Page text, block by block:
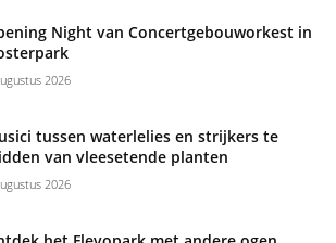
Night van Concertgebouworkest in
2026
tussen waterlelies en strijkers te
van vleesetende planten
2026